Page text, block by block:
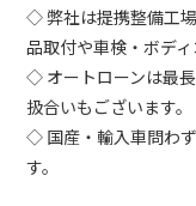
◇ 弊社は提携整備工
品取付や車検・ボデ
◇ オートローンは最
扱合いもございます。
◇ 国産・輸入車問わ
す。